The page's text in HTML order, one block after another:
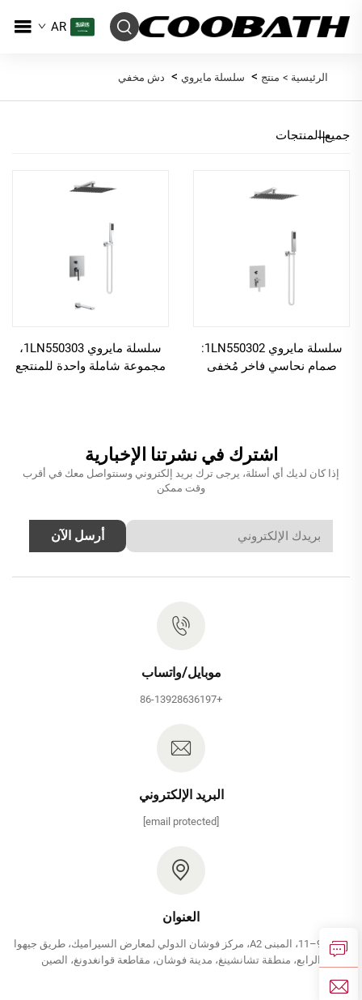
AR
الرئيسية > منتج > سلسلة مايروي> دش مخفي
جميع المنتجات
سلسلة مايروي 1LN550302:
صمام نحاسي فاخر مُخفى
سلسلة مايروي 1LN550303،
مجموعة شاملة واحدة للمنتجع
الذهب
اشترك في نشرتنا الإخبارية
إذا كان لديك أي أسئلة، يرجى ترك بريد إلكتروني وسنتواصل معك في أقرب
وقت ممكن
أرسل الآن
موبايل/واتساب
+86-13928636197
البريد الإلكتروني
العنوان
الرقم 9–11، المبنى A2، مركز فوشان الدولي لمعارض السيراميك، طريق جيهوا
الرابع، منطقة تشانشينغ، مدينة فوشان، مقاطعة قوانغدونغ، الصين